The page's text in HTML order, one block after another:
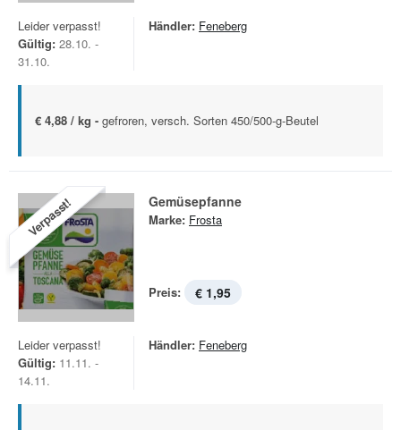
Leider verpasst!
Gültig: 28.10. -
31.10.
Händler: Feneberg
€ 4,88 / kg - gefroren, versch. Sorten 450/500-g-Beutel
Verpasst! Gemüsepfanne
Marke: Frosta
Preis: € 1,95
Leider verpasst!
Gültig: 11.11. -
14.11.
Händler: Feneberg